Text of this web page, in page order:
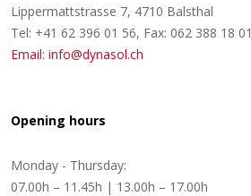
Lippermattstrasse 7, 4710 Balsthal
Tel: +41 62 396 01 56, Fax: 062 388 18 01
Email: info@dynasol.ch
Opening hours
Monday - Thursday:
07.00h – 11.45h | 13.00h – 17.00h